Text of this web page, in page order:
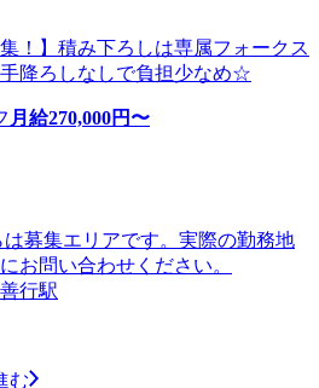
！】積み下ろしは専属フォークス
降ろしなしで負担少なめ☆
月給270,000円〜
募集エリアです。実際の勤務地
お問い合わせください。
行駅
む